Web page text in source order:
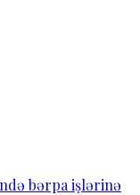
bərpa işlərinə